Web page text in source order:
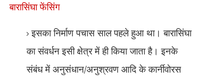
बारासिंघा फेंसिंग
इसका निर्माण पचास साल पहले हुआ था। बारासिंघा
का संवर्धन इसी क्षेत्र में ही किया जाता है। इनके
संबंध में अनुसंधान/अनुश्रवण आदि के कार्नीवोरस